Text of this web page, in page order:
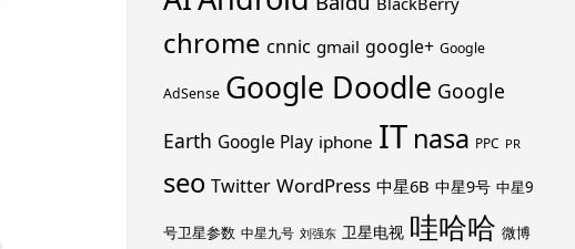
chrome cnnic gmail google+ Google
AdSense Google Doodle Google
Earth Google Play iphone IT nasa PPC PR
seo Twitter WordPress 中星6B 中星9号 中星9
号卫星参数 中星九号 刘强东 卫星电视 哇哈哈 微博